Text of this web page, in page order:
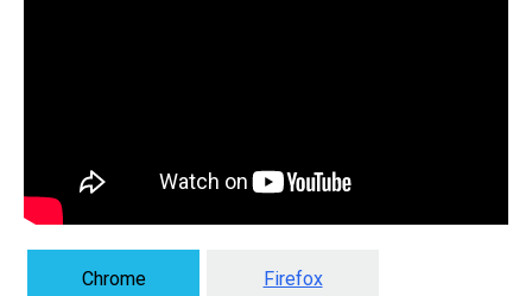
Chrome Firefox